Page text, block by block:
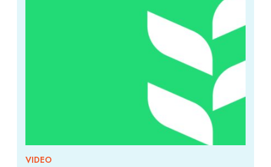
VIDEO